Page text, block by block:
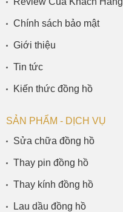
Chính sách bảo mật
Giới thiệu
Tin tức
Kiến thức đồng hồ
SẢN PHẨM - DỊCH VỤ
Sửa chữa đồng hồ
Thay pin đồng hồ
Thay kính đồng hồ
Lau dầu đồng hồ